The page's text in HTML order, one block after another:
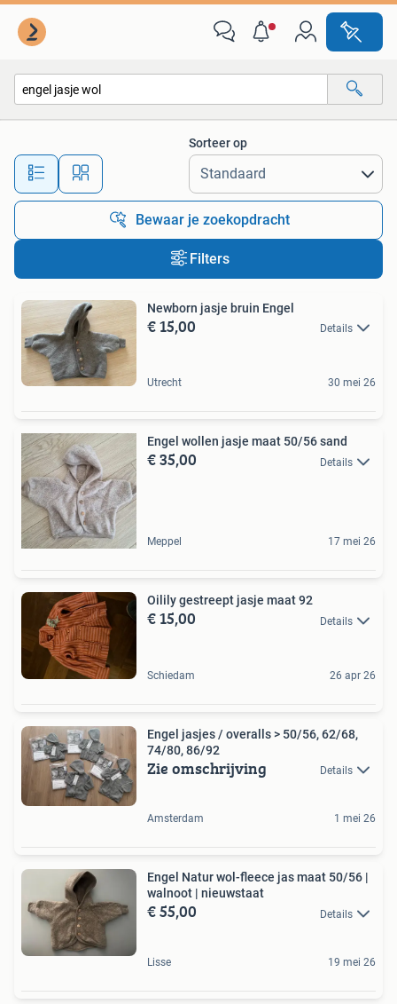
Alle afstanden…
Sorteer op
Bewaar je zoekopdracht
Filters
Newborn jasje bruin Engel
€ 15,00 Details
Utrecht 30 mei 26
Engel wollen jasje maat 50/56 sand
€ 35,00 Details
Meppel 17 mei 26
Oilily gestreept jasje maat 92
€ 15,00 Details
Schiedam 26 apr 26
Engel jasjes / overalls > 50/56, 62/68,
74/80, 86/92
Zie omschrijving Details
Amsterdam 1 mei 26
Engel Natur wol-fleece jas maat 50/56 |
walnoot | nieuwstaat
€ 55,00 Details
Lisse 19 mei 26